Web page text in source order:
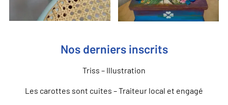
Nos derniers inscrits
Triss – Illustration
Les carottes sont cuites – Traiteur local et engagé